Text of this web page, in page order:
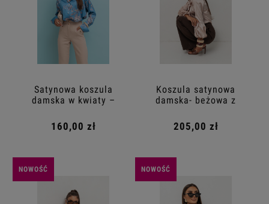
Satynowa koszula
damska w kwiaty –
160,00 zł
Koszula satynowa
damska- beżowa z
205,00 zł
NOWOŚĆ NOWOŚĆ